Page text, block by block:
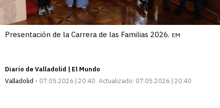
Presentación de la Carrera de las Familias 2026. EM
Diario de Valladolid | El Mundo
Valladolid
07.05.2026 | 20:40 Actualizado: 07.05.2026 | 20:40